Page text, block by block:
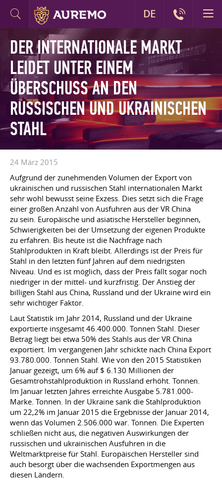
DER INTERNATIONALE MARKT
LEIDET UNTER EINEM
ÜBERSCHUSS AN DEN
RUSSISCHEN UND UKRAINISCHEN
STAHL
24 März 2015
Aufgrund der zunehmenden Volumen der Export von
ukrainischen und russischen Stahl internationalen Markt
sehr wohl bewusst seine Exzess. Dies setzt sich die Frage
einer großen Anzahl von Ausfuhren aus der VR China
zu sein. Europäische und asiatische Hersteller beginnen,
Schwierigkeiten bei der Umsetzung der eigenen Produkte
zu erfahren. Bis heute ist die Nachfrage nach
Stahlprodukten in Kraft bleibt. Allerdings ist der Preis für
Stahl in den letzten fünf Jahren auf dem niedrigsten
Niveau. Und es ist möglich, dass der Preis fällt sogar noch
niedriger in der mittel- und kurzfristig. Der Anstieg der
billigen Stahl aus China, Russland und der Ukraine wird ein
sehr wichtiger Faktor.
Laut Statistik im Jahr 2014, Russland und der Ukraine
exportierte insgesamt 46.400.000. Tonnen Stahl. Dieser
Betrag liegt bei etwa 50% des Stahls aus der VR China
exportiert. Im vergangenen Jahr schickte nach China Export
93.780.000. Tonnen Stahl. Wie von den 2015 Statistiken
Januar gezeigt, um 6% auf $ 6.130 Millionen der
Gesamtrohstahlproduktion in Russland erhöht. Tonnen.
Im Januar letzten Jahres erreichte Ausgabe 5.781.000-
Marke. Tonnen. In der Ukraine sank die Stahlproduktion
um 22,2% im Januar 2015 die Ergebnisse der Januar 2014,
wenn das Volumen 2.506.000 war. Tonnen. Die Experten
schließen nicht aus, die negativen Auswirkungen der
russischen und ukrainischen Ausfuhren in die
Weltmarktpreise für Stahl. Europäischen Hersteller sind
auch besorgt über die wachsenden Exportmengen aus
diesen Ländern.
DE